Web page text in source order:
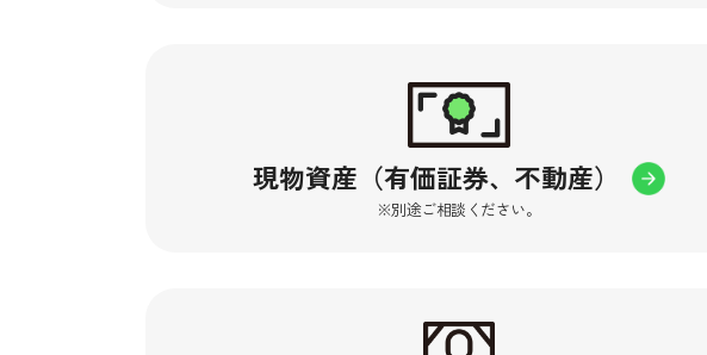
現物資産 （有価証券、不動産）
※別途ご相談ください。